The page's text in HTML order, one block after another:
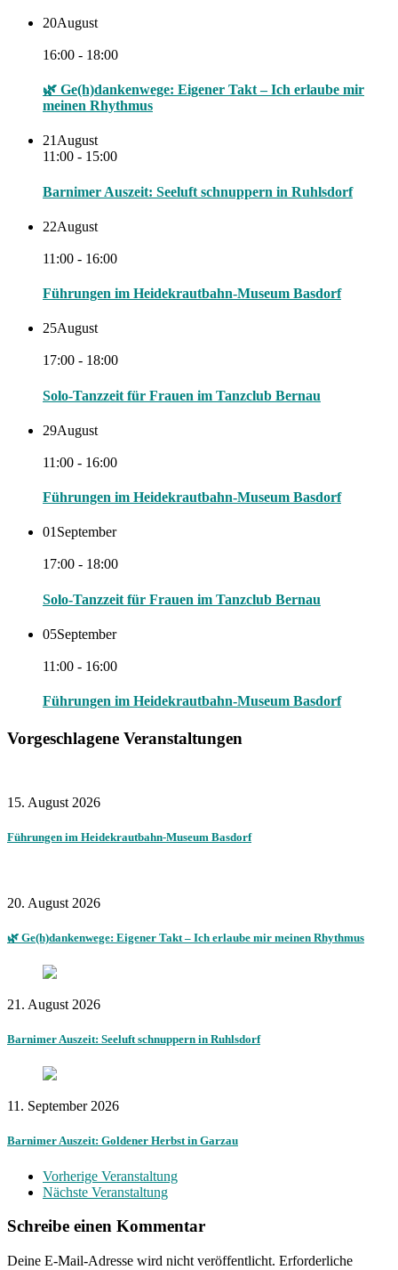
20August
16:00 - 18:00
🌿 Ge(h)dankenwege: Eigener Takt – Ich erlaube mir
meinen Rhythmus
21 August
11:00 - 15:00
Barnimer Auszeit: Seeluft schnuppern in Ruhlsdorf
22August
11:00 - 16:00
Führungen im Heidekrautbahn-Museum Basdorf
25August
17:00 - 18:00
Solo-Tanzzeit für Frauen im Tanzclub Bernau
29August
11:00 - 16:00
Führungen im Heidekrautbahn-Museum Basdorf
01September
17:00 - 18:00
Solo-Tanzzeit für Frauen im Tanzclub Bernau
05September
11:00 - 16:00
Führungen im Heidekrautbahn-Museum Basdorf
Vorgeschlagene Veranstaltungen
15. August 2026
Führungen im Heidekrautbahn-Museum Basdorf
20. August 2026
🌿 Ge(h)dankenwege: Eigener Takt – Ich erlaube mir meinen Rhythmus
21. August 2026
Barnimer Auszeit: Seeluft schnuppern in Ruhlsdorf
11. September 2026
Barnimer Auszeit: Goldener Herbst in Garzau
Vorherige Veranstaltung
Nächste Veranstaltung
Schreibe einen Kommentar
Deine E-Mail-Adresse wird nicht veröffentlicht. Erforderliche